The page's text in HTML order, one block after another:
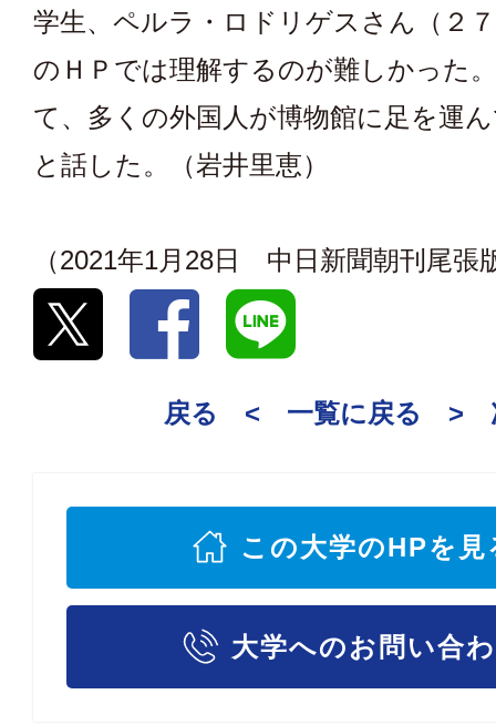
学生、ペルラ・ロドリゲスさん（２
のＨＰでは理解するのが難しかった
て、多くの外国人が博物館に足を運
と話した。（岩井里恵）
（2021年1月28日 中日新聞朝刊尾張
戻る < 一覧に戻る >
この大学のHPを見
大学へのお問い合